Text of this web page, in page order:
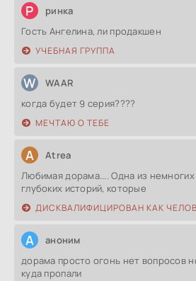
Р ринка
Гость Ангелина, ли продакшен
УЧЕБНАЯ ГРУППА
W WAAR
когда будет 9 серия????
МЕЧТАЮ О ТЕБЕ
A Atrea
Любимая дорама.... Одна из
глубоких историй, которые
ДИСКВАЛИФИЦИРОВАН КАК
А аноним
дорама просто огонь нет вопросов
куда пропали